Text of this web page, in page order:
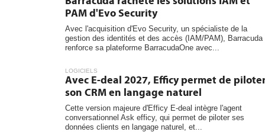
PAM d'Evo Security
Avec l'acquisition d'Evo Security, un spécialiste de la
gestion des identités et des accès (IAM/PAM), Barracuda
renforce sa plateforme BarracudaOne avec...
LOGICIELS
Avec E-deal 2027, Efficy permet de
son CRM en langage naturel
Cette version majeure d'Efficy E-deal intègre l'agent
conversationnel Ask efficy, qui permet de piloter ses
données clients en langage naturel, et...